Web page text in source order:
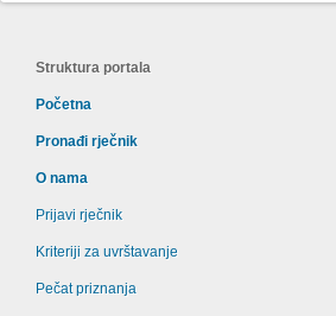
Struktura portala
Početna
Pronađi rječnik
O nama
Prijavi rječnik
Kriteriji za uvrštavanje
Pečat priznanja